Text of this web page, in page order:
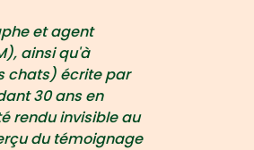
et agent
ainsi qu'à
chats) écrite par
30 ans en
rendu invisible au
du témoignage